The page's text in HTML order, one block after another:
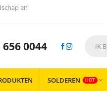
en
656 0044
SOLDEREN HOT 